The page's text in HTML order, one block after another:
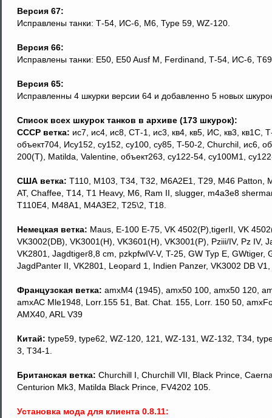
Версия 67:
Исправлены танки: Т-54, ИС-6, M6, Type 59, WZ-120.
Версия 66:
Исправлены танки: E50, E50 Ausf M, Ferdinand, Т-54, ИС-6,
Версия 65:
Исправленны 4 шкурки версии 64 и добавленно 5 новых
Список всех шкурок танков в архиве (173 шкурок):
СССР ветка: ис7, ис4, ис8, СТ-1, ис3, кв4, кв5, ИС, кв3, кв1С,
объект704, Ису152, су152, су100, су85, T-50-2, Churchil, ис6,
200(T), Matilda, Valentine, объект263, су122-54, су100М1,
США ветка: T110, M103, Т34, T32, M6A2E1, Т29, М46 Patton,
AT, Chaffee, T14, T1 Heavy, M6, Ram II, slugger, m4a3e8
T110E4, M48A1, M4A3E2, T25\2, T18.
Немецкая ветка: Мaus, Е-100 Е-75, VK 4502(P),tigerII, VK
VK3002(DB), VK3001(H), VK3601(H), VK3001(Р), Pziii/IV, Pz IV,
VK2801, Jagdtiger8,8 cm, pzkpfwIV-V, T-25, GW Typ E, GWtiger,
JagdPanter II, VK2801, Leopard 1, Indien Panzer, VK3002 DB
Французская ветка: amxM4 (1945), amx50 100, amx50 120,
amxAC Mle1948, Lorr.155 51, Bat. Chat. 155, Lorr. 150 50,
AMX40, ARL V39
Китай: type59, type62, WZ-120, 121, WZ-131, WZ-132, T34,
3, T34-1.
Британская ветка: Churchill I, Churchill VII, Black Prince,
Centurion Mk3, Matilda Black Prince, FV4202 105.
Установка мода для клиента 0.8.11: